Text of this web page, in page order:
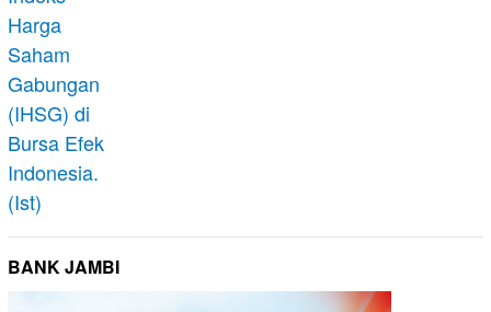
BANK JAMBI